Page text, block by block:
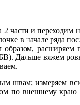
части и переходим
в начале ряда
расширяем
Дальше вяжем
швам; измеряем
по внешнему